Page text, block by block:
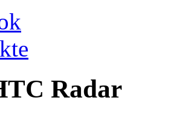
Radar